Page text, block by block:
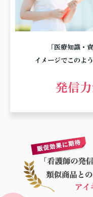
「医療知識・
イメージでこのよ
発信